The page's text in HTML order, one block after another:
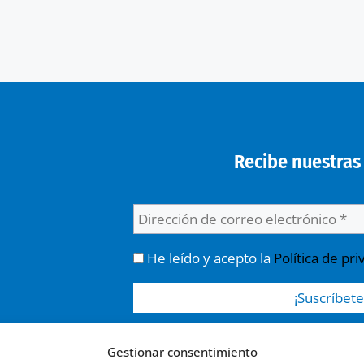
Gestionar consentimiento
Recibe
He leído y acepto la Política de
publicaciones y noticias. / Legitimación » tu